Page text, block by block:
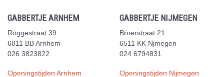
GABBERTJE ARNHEM
Roggestraat 39
6811 BB Arnhem
026 3823822
Openingstijden Arnhem
GABBERTJE NIJMEGEN
Broerstraat 21
6511 KK Njmegen
024 6794831
Openingstijden Nijmegen